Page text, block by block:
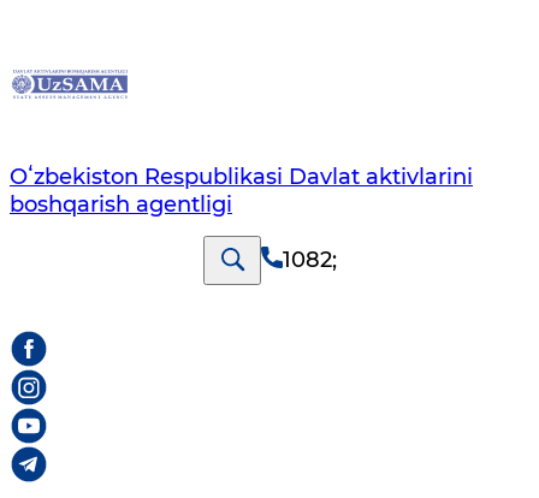
Oʻzbekiston Respublikasi Davlat aktivlarini
boshqarish agentligi
1082;